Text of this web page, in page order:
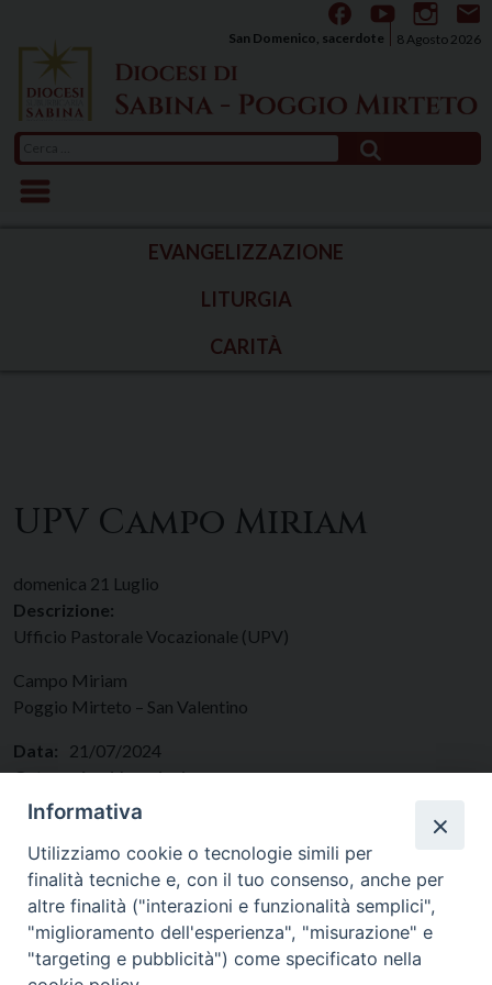
content
8 Agosto 2026
San Domenico, sacerdote
per:
EVANGELIZZAZIONE
LITURGIA
CARITÀ
UPV Campo Miriam
domenica 21 Luglio
Descrizione:
Ufficio Pastorale Vocazionale (UPV)
Campo Miriam
Poggio Mirteto – San Valentino
Data:
21/07/2024
Categorie: Vocazioni
Regione: Lazio
Informativa
Utilizziamo cookie o tecnologie simili per
finalità tecniche e, con il tuo consenso, anche per
altre finalità ("interazioni e funzionalità semplici",
"miglioramento dell'esperienza", "misurazione" e
"targeting e pubblicità") come specificato nella